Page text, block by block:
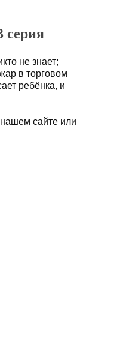
серия
не знает;
в торговом
ребёнка, и
сайте или